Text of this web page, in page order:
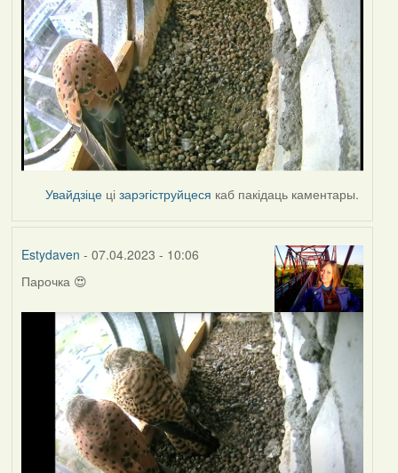
Увайдзіце цізарэгіструйцеся каб пакідаць каментары.
Estydaven - 07.04.2023 - 10:06
Парочка 😍